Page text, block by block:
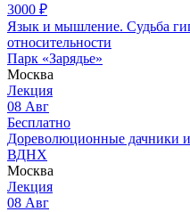
3000 ₽
Язык и мышление. Судьба
относительности
Парк «Зарядье»
Москва
Лекция
08 Авг
Бесплатно
Дореволюционные дачники и
ВДНХ
Москва
Лекция
08 Авг